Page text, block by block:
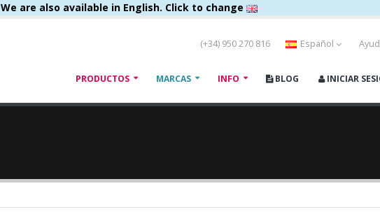
We are also available in English. Click to change
(+34) 950 270 816 Español
PRODUCTOS MARCAS INFO BLOG INICIAR